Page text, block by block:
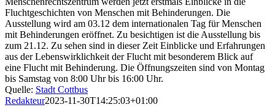
Fluchtgeschichten von Menschen mit Behinderungen. Die
Ausstellung wird am 03.12 dem internationalen Tag für Menschen
mit Behinderungen eröffnet. Zu besichtigen ist die Ausstellung bis
zum 21.12. Zu sehen sind in dieser Zeit Einblicke und Erfahrungen
aus der Lebenswirklichkeit der Flucht mit besonderem Blick auf
eine Flucht mit Behinderung. Die Öffnungszeiten sind von Montag
bis Samstag von 8:00 Uhr bis 16:00 Uhr.
Quelle: Stadt Cottbus
Redakteur2023-11-30T14:25:03+01:00